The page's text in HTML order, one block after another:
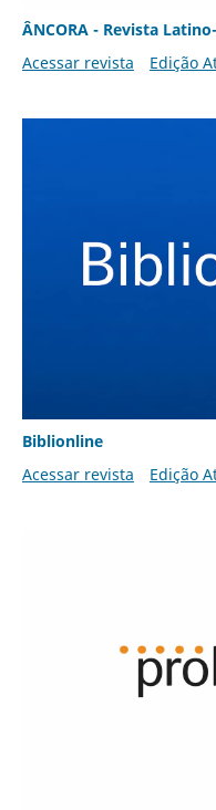
ÂNCORA - Revista
Acessar revista
Edição
Biblionline
Acessar revista
Edição